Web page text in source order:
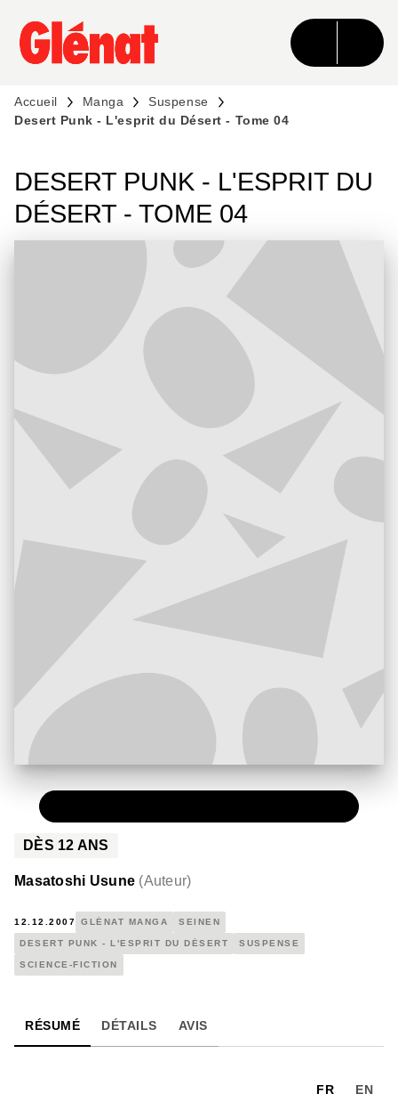
MENU RECHERCHE CONTENU
PIED DE PAGE
Accueil Manga
Suspense
Desert Punk - L'esprit du Désert - Tome 04
DESERT PUNK - L'ESPRIT DU
DÉSERT - TOME 04
DÈS 12 ANS
Masatoshi Usune (Auteur)
12.12.2007 GLÉNAT MANGA SEINEN
DESERT PUNK - L'ESPRIT DU DÉSERT SUSPENSE
SCIENCE-FICTION
RÉSUMÉ DÉTAILS AVIS
FR EN